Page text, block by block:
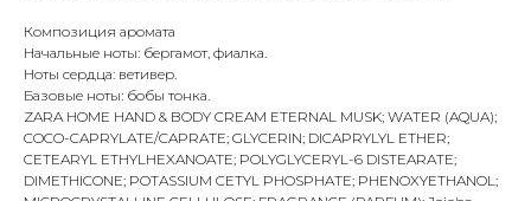
Композиция аромата
Начальные ноты: бергамот, фиалка.
Ноты сердца: ветивер.
Базовые ноты: бобы тонка.
ZARA HOME HAND & BODY CREAM ETERNAL MUSK; WATER (AQUA);
COCO-CAPRYLATE/CAPRATE; GLYCERIN; DICAPRYLYL ETHER;
CETEARYL ETHYLHEXANOATE; POLYGLYCERYL-6 DISTEARATE;
DIMETHICONE; POTASSIUM CETYL PHOSPHATE; PHENOXYETHANOL;